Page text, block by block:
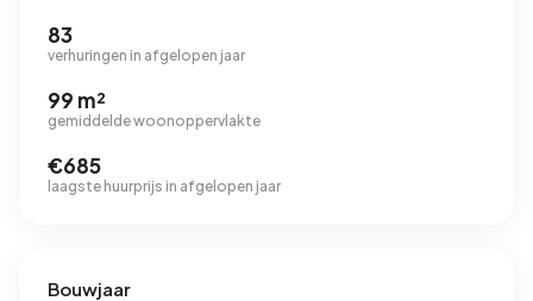
83
verhuringen in afgelopen jaar
99 m²
gemiddelde woonoppervlakte
€685
laagste huurprijs in afgelopen jaar
Bouwjaar